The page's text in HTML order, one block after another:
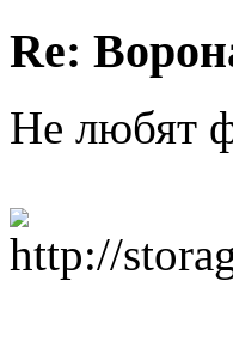
Re:
Не любят